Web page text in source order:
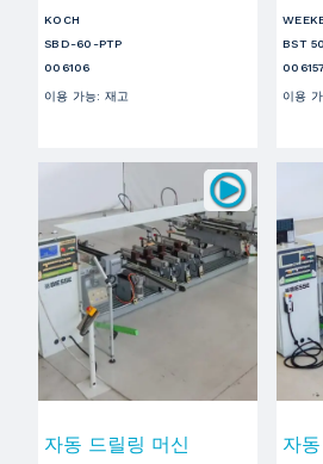
KOCH
SBD-60-PTP
006106
이용 가능: 재고
BST
이용
자동 드릴링 머신 자